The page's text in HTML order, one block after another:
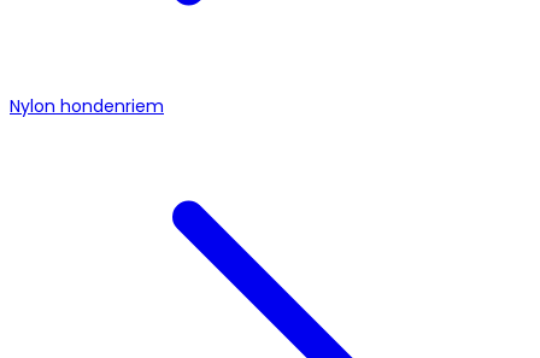
Nylon hondenriem